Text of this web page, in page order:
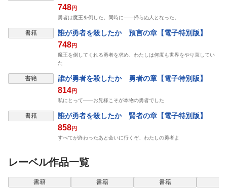
748円
勇者は魔王を倒した。同時に――帰らぬ人となった。
書籍 誰が勇者を殺したか 預言の章【電子特別版】
748円
魔王を倒してくれる勇者を求め、わたしは何度も世界をやり直してい
た
書籍 誰が勇者を殺したか 勇者の章【電子特別版】
814円
私にとって――お兄様こそが本物の勇者でした
書籍 誰が勇者を殺したか 賢者の章【電子特別版】
858円
すべてが終わったあと会いに行くぞ、わたしの勇者よ
レーベル作品一覧
書籍 書籍 書籍